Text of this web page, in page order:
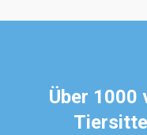
Über 1000